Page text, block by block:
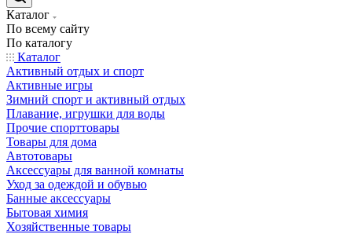
Каталог
По всему сайту
По каталогу
Каталог
Активный отдых и спорт
Активные игры
Зимний спорт и активный отдых
Плавание, игрушки для воды
Прочие спорттовары
Товары для дома
Автотовары
Аксессуары для ванной комнаты
Уход за одеждой и обувью
Банные аксессуары
Бытовая химия
Хозяйственные товары